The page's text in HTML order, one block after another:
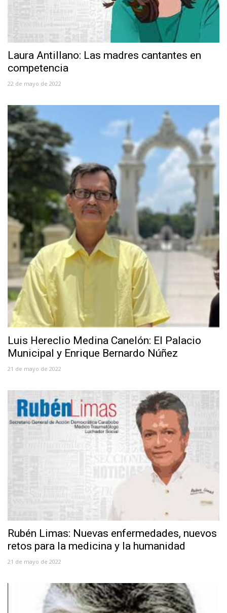
Laura Antillano: Las madres cantantes en
competencia
22 de mayo de 2022
Luis Hereclio Medina Canelón: El Palacio
Municipal y Enrique Bernardo Núñez
21 de mayo de 2022
Rubén Limas: Nuevas enfermedades, nuevos
retos para la medicina y la humanidad
21 de mayo de 2022